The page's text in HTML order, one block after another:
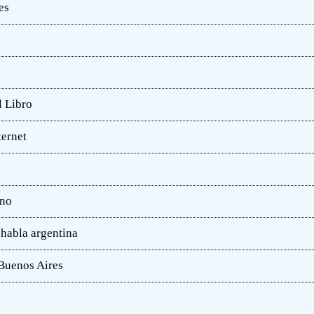
Libro
argentina
Aires